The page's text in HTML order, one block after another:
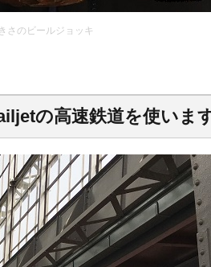
さのビールジョッキ
の高速鉄道を使いま